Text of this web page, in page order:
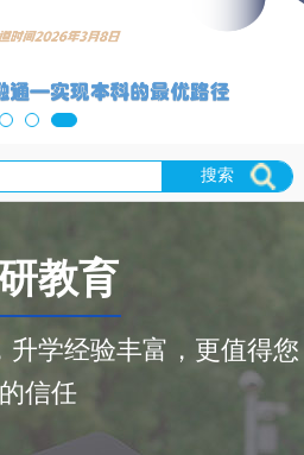
搜索
教育
升学经验丰富，更值得您
的信任